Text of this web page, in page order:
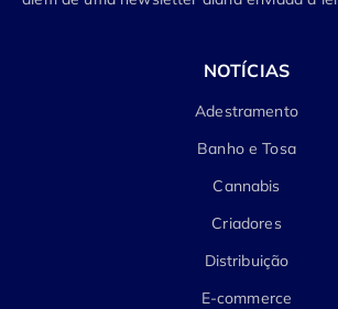
NOTÍCIAS
Adestramento
Banho e Tosa
Cannabis
Criadores
Distribuição
E-commerce